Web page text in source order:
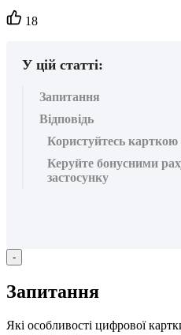
Кількість
вподобайок:
18
У цій статті:
Запитання
Відповідь
Користуйтесь карткою
Керуйте бонусними
застосунку
-
Запитання
Які особливості цифрової картк